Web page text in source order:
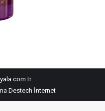
Destech İnternet